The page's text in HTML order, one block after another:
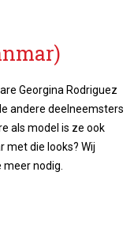
Georgina Rodriguez
andere deelneemsters
als model is ze ook
met die looks? Wij
nodig.